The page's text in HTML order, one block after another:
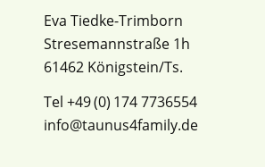
Eva Tiedke-Trimborn
Stresemannstraße 1h
61462 Königstein/Ts.
Tel +49 (0) 174 7736554
info@taunus4family.de